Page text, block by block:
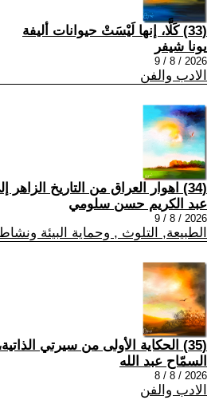
(33) كَلَّا، إنها لَيْسَتْ حيوانات أليفة
يونا شيفر
2026 / 8 / 9
الادب والفن
(34) اهوار العراق من التاريخ الزاهر إلى معركة البقاء
عبد الكريم حسن سلومي
2026 / 8 / 9
الطبيعة, التلوث , وحماية البيئة
(35) الحكاية الأولى من سيرتي الذاتية، 24
السمّاح عبد الله
2026 / 8 / 8
الادب والفن